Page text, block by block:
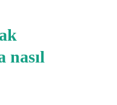
nasıl